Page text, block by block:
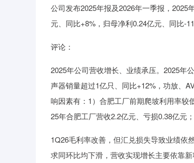
公司发布2025年报及2026年一季报，2025
元、同比+8%，归母净利0.24亿元、同比-
评论：
2025年公司营收增长、业绩承压。2025年
声器销量超过1亿只、同比+12%，功放、
响因素有：1）合肥工厂前期爬坡利用率较
25年合肥工厂营收2.2亿元、亏损0.38亿元
1Q26毛利率改善，但汇兑损失导致业绩依
求同环比均下滑，营收实现增长主要依靠